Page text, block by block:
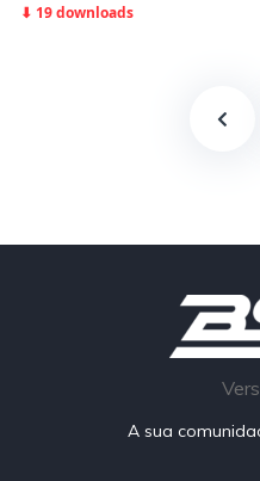
⬇ 19 downloads
A sua